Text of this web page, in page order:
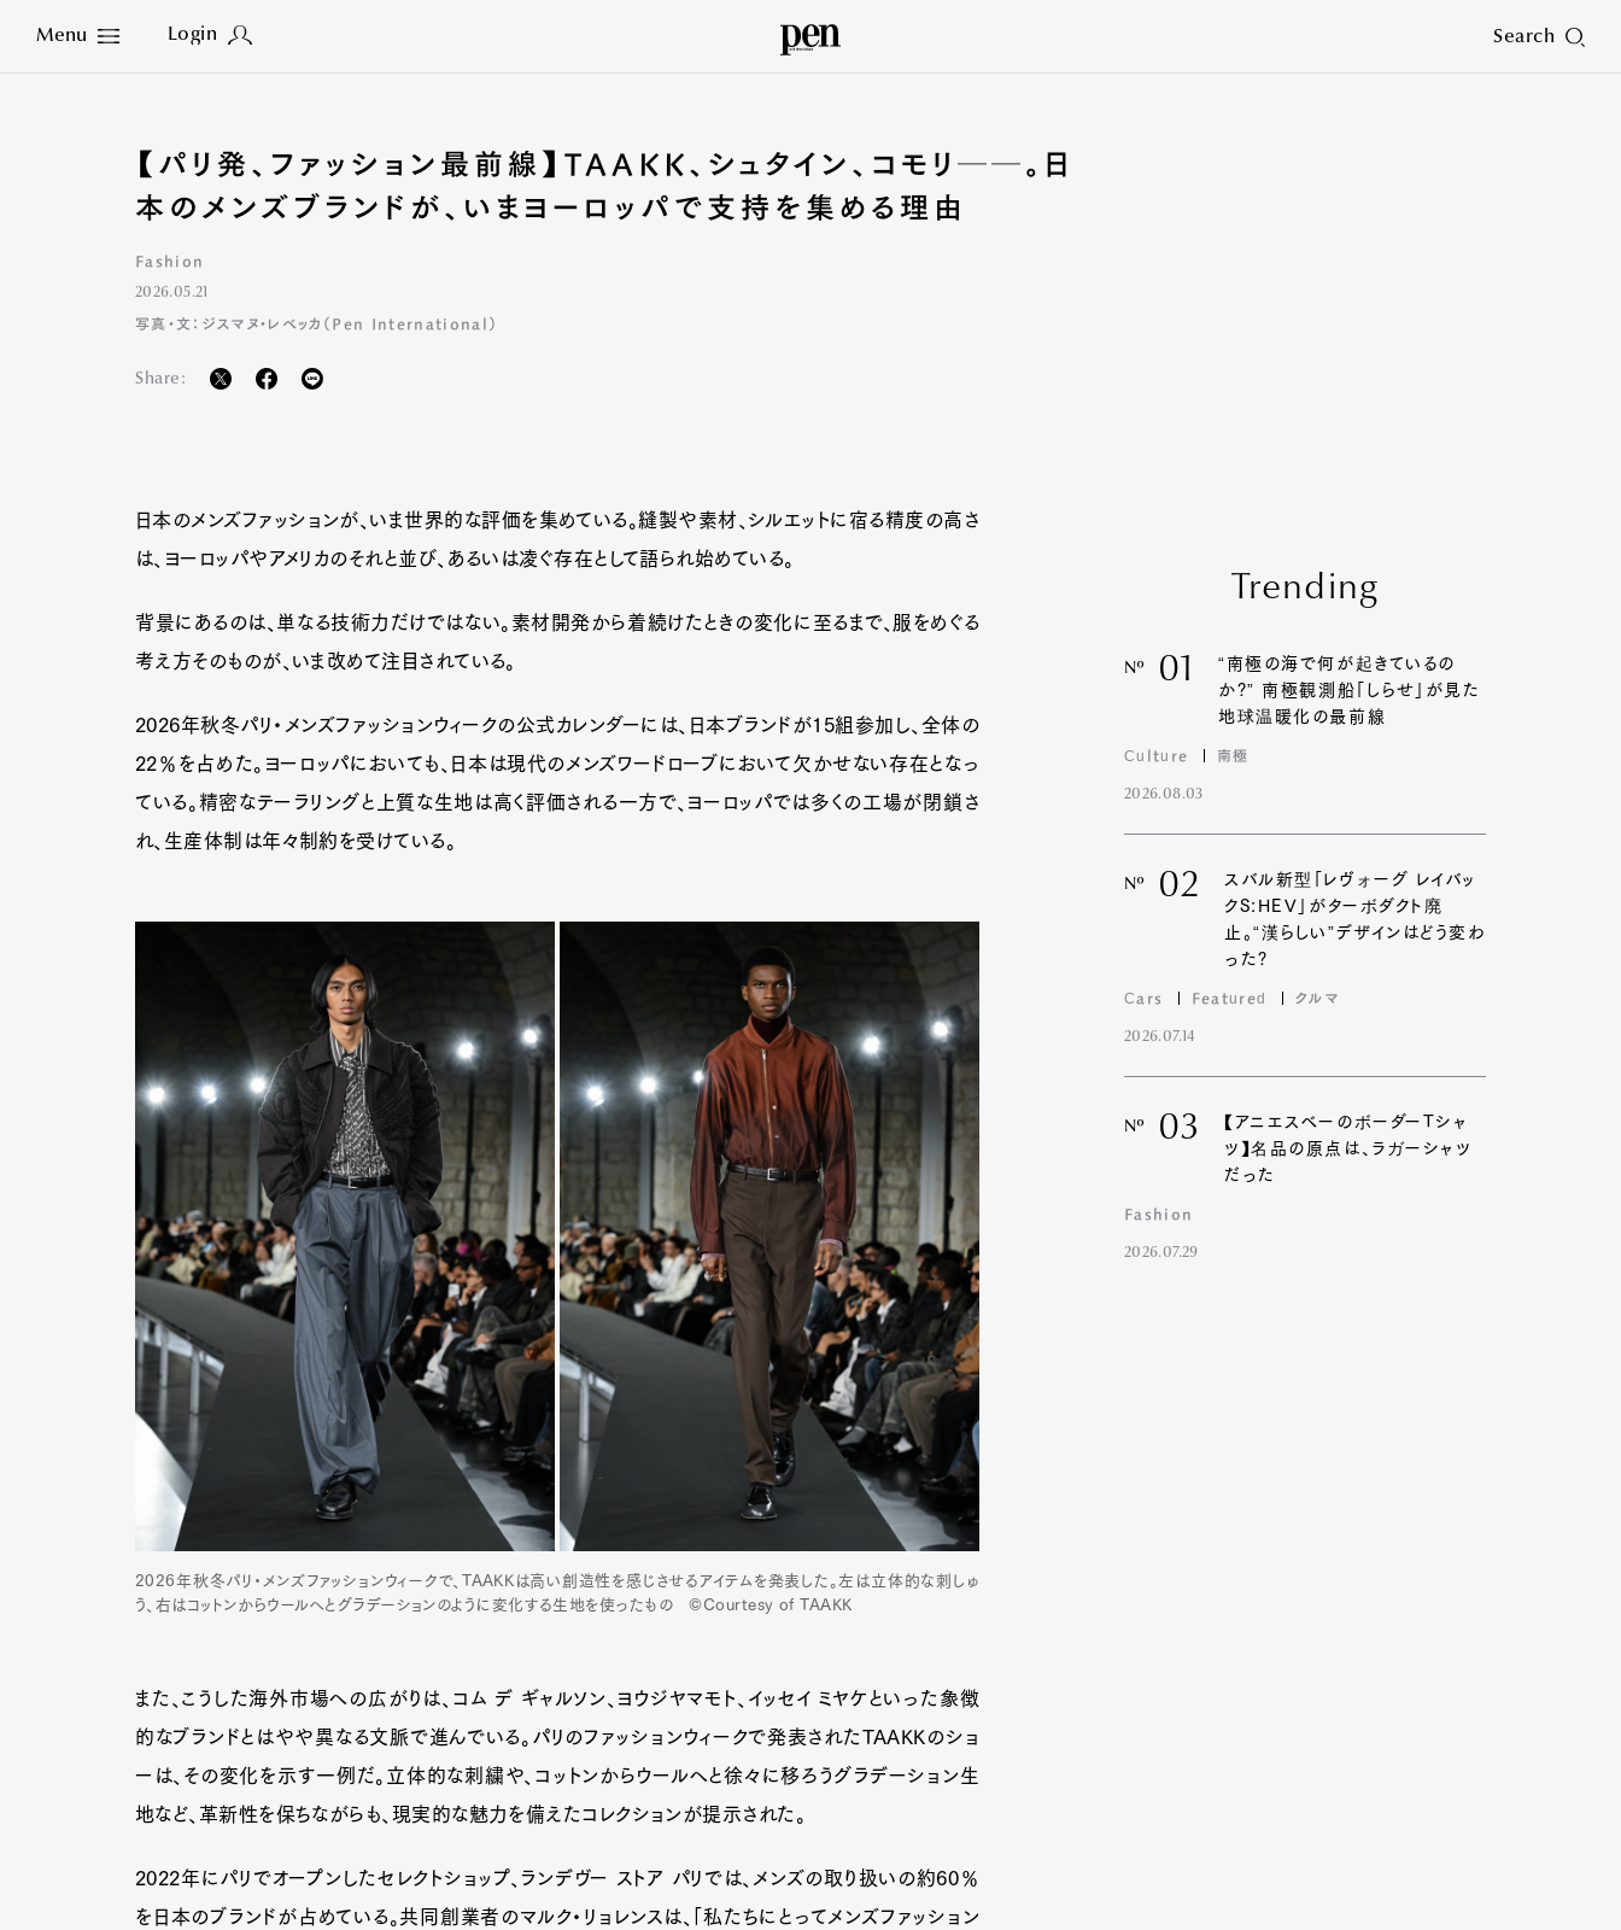
Menu Login Search
Close
【パリ発、ファッション最前線】TAAKK、シュタイン、コモリ──。日
本のメンズブランドが、いまヨーロッパで支持を集める理由
Fashion
2026.05.21
写真・文：ジスマヌ・レベッカ（Pen International）
Share:
日本のメンズファッションが、いま世界的な評価を集めている。縫製や素材、シルエットに宿る精度の高さ
は、ヨーロッパやアメリカのそれと並び、あるいは凌ぐ存在として語られ始めている。
背景にあるのは、単なる技術力だけではない。素材開発から着続けたときの変化に至るまで、服をめぐる
考え方そのものが、いま改めて注目されている。
2026年秋冬パリ・メンズファッションウィークの公式カレンダーには、日本ブランドが15組参加し、全体の
22％を占めた。ヨーロッパにおいても、日本は現代のメンズワードローブにおいて欠かせない存在となっ
ている。精密なテーラリングと上質な生地は高く評価される一方で、ヨーロッパでは多くの工場が閉鎖さ
れ、生産体制は年々制約を受けている。
2026年秋冬パリ・メンズファッションウィークで、TAAKKは高い創造性を感じさせるアイテムを発表した。左は立体的な刺しゅ
う、右はコットンからウールへとグラデーションのように変化する生地を使ったもの ©️Courtesy of TAAKK
また、こうした海外市場への広がりは、コム デ ギャルソン、ヨウジヤマモト、イッセイ ミヤケといった象徴
的なブランドとはやや異なる文脈で進んでいる。パリのファッションウィークで発表されたTAAKKのショ
ーは、その変化を示す一例だ。立体的な刺繍や、コットンからウールへと徐々に移ろうグラデーション生
地など、革新性を保ちながらも、現実的な魅力を備えたコレクションが提示された。
2022年にパリでオープンしたセレクトショップ、ランデヴー ストア パリでは、メンズの取り扱いの約60％
を日本のブランドが占めている。共同創業者のマルク・リョレンスは、「私たちにとってメンズファッション
Trending
Nº 01
“南極の海で何が起きているの
か?” 南極観測船「しらせ」が見た
地球温暖化の最前線
Culture 南極
2026.08.03
Nº 02
スバル新型「レヴォーグ レイバッ
クS:HEV」がターボダクト廃
止。“漢らしい”デザインはどう変わ
った?
Cars Featured クルマ
2026.07.14
Nº 03
【アニエスベーのボーダーTシャ
ツ】名品の原点は、ラガーシャツ
だった
Fashion
2026.07.29